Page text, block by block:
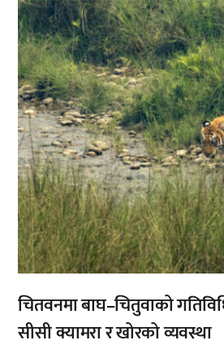
,
चितवनमा बाघ–चितुवाको
सीसी क्यामरा र खोरको व्यवस्था